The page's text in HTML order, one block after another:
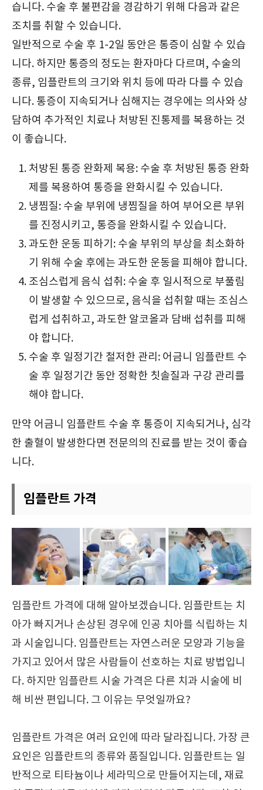
습니다. 수술 후 불편감을 경감하기 위해 다음과 같은
조치를 취할 수 있습니다.
일반적으로 수술 후 1-2일 동안은 통증이 심할 수 있습
니다. 하지만 통증의 정도는 환자마다 다르며, 수술의
종류, 임플란트의 크기와 위치 등에 따라 다를 수 있습
니다. 통증이 지속되거나 심해지는 경우에는 의사와 상
담하여 추가적인 치료나 처방된 진통제를 복용하는 것
이 좋습니다.
처방된 통증 완화제 복용: 수술 후 처방된 통증 완화
제를 복용하여 통증을 완화시킬 수 있습니다.
냉찜질: 수술 부위에 냉찜질을 하여 부어오른 부위
를 진정시키고, 통증을 완화시킬 수 있습니다.
과도한 운동 피하기: 수술 부위의 부상을 최소화하
기 위해 수술 후에는 과도한 운동을 피해야 합니다.
조심스럽게 음식 섭취: 수술 후 일시적으로 부풀림
이 발생할 수 있으므로, 음식을 섭취할 때는 조심스
럽게 섭취하고, 과도한 알코올과 담배 섭취를 피해
야 합니다.
수술 후 일정기간 철저한 관리: 어금니 임플란트 수
술 후 일정기간 동안 정확한 칫솔질과 구강 관리를
해야 합니다.
만약 어금니 임플란트 수술 후 통증이 지속되거나, 심각
한 출혈이 발생한다면 전문의의 진료를 받는 것이 좋습
니다.
임플란트 가격
임플란트 가격에 대해 알아보겠습니다. 임플란트는 치
아가 빠지거나 손상된 경우에 인공 치아를 식립하는 치
과 시술입니다. 임플란트는 자연스러운 모양과 기능을
가지고 있어서 많은 사람들이 선호하는 치료 방법입니
다. 하지만 임플란트 시술 가격은 다른 치과 시술에 비
해 비싼 편입니다. 그 이유는 무엇일까요?
임플란트 가격은 여러 요인에 따라 달라집니다. 가장 큰
요인은 임플란트의 종류와 품질입니다. 임플란트는 일
반적으로 티타늄이나 세라믹으로 만들어지는데, 재료